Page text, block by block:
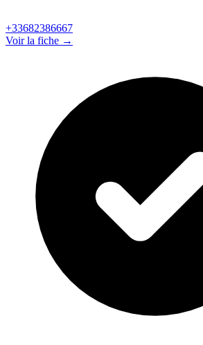
+33682386667
Voir la fiche →